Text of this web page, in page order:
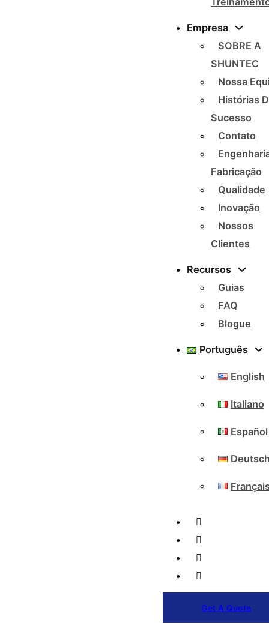
Empresa
SOBRE A
SHUNTEC
Nossa
Histórias
Sucesso
Contato
Fabricação
Qualidade
Inovação
Nossos
Clientes
Recursos
Guias
FAQ
Blogue
Português
English
Italiano
Español
Get A Quote